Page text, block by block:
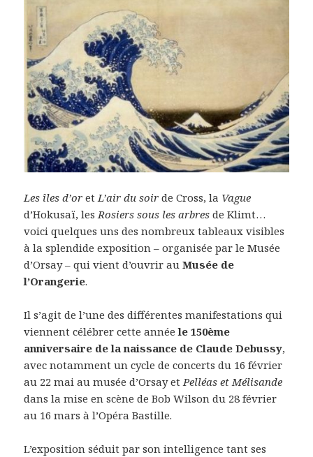
Les îles d’or etL’air du soir de Cross, la Vague
d’Hokusaï, lesRosiers sous les arbres de Klimt…
voici quelques uns des nombreux tableaux visibles
à la splendide exposition – organisée par le Musée
d’Orsay – qui vient d’ouvrir auMusée de
l’Orangerie.
Il s’agit de l’une des différentes manifestations qui
viennent célébrer cette annéele 150ème
anniversaire de la naissance de Claude Debussy,
avec notamment un cycle de concerts du 16 février
au 22 mai au musée d’Orsay etPelléas et Mélisande
dans la mise en scène de Bob Wilson du 28 février
au 16 mars à l’Opéra Bastille.
L’exposition séduit par son intelligence tant ses